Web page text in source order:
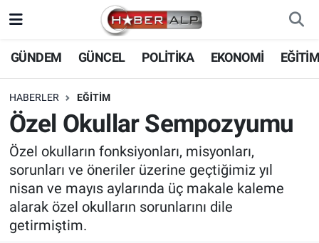
GÜNDEM GÜNCEL POLİTİKA EKONOMİ
HABERLER EĞİTİM
Özel Okullar Sempozyumu
Özel okulların fonksiyonları, misyonları,
sorunları ve öneriler üzerine geçtiğimiz yıl
nisan ve mayıs aylarında üç makale kaleme
alarak özel okulların sorunlarını dile
getirmiştim.
Nöbetçi Eczaneler
Hava Durumu
Trafik Durumu
Süper Lig Puan Durumu ve Fikstür
Tüm Manşetler
Son Dakika Haberleri